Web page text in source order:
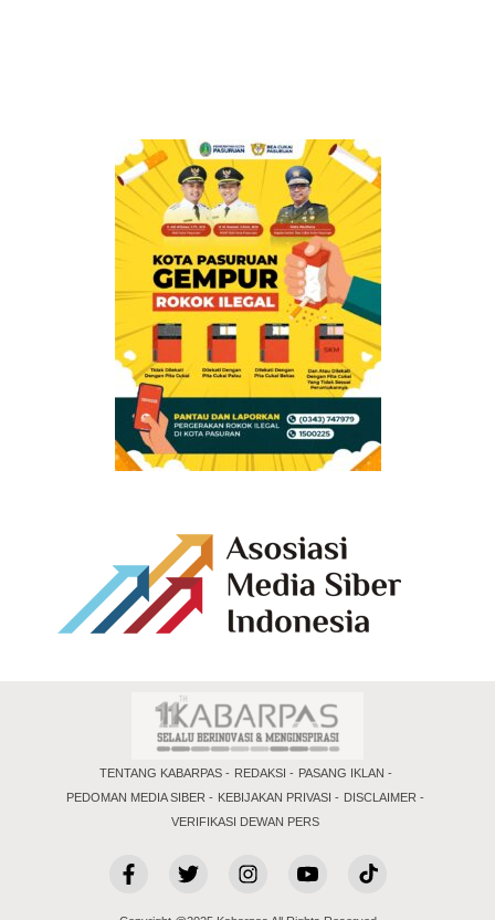
TENTANG KABARPAS REDAKSI
PASANG IKLAN
PEDOMAN MEDIA SIBER
KEBIJAKAN PRIVASI
DISCLAIMER
VERIFIKASI DEWAN PERS